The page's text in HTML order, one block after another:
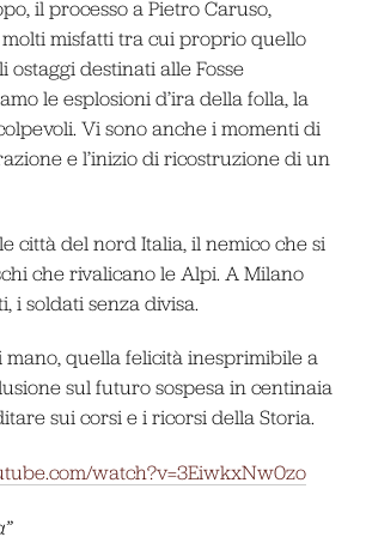
il processo a Pietro Caruso,
misfatti tra cui proprio quello
ostaggi destinati alle Fosse
le esplosioni d’ira della folla, la
Vi sono anche i momenti di
e l’inizio di ricostruzione di un
città del nord Italia, il nemico che si
che rivalicano le Alpi. A Milano
i soldati senza divisa.
mano, quella felicità inesprimibile a
sul futuro sospesa in centinaia
sui corsi e i ricorsi della Storia.
watch?v=3EiwkxNw0zo